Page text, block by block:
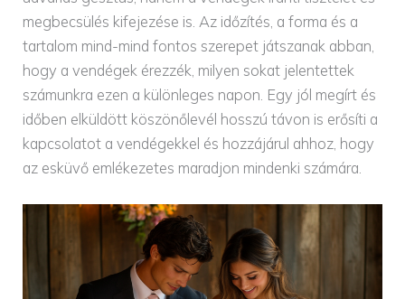
megbecsülés kifejezése is. Az időzítés, a forma és a
tartalom mind-mind fontos szerepet játszanak abban,
hogy a vendégek érezzék, milyen sokat jelentettek
számunkra ezen a különleges napon. Egy jól megírt és
időben elküldött köszönőlevél hosszú távon is erősíti a
kapcsolatot a vendégekkel és hozzájárul ahhoz, hogy
az esküvő emlékezetes maradjon mindenki számára.